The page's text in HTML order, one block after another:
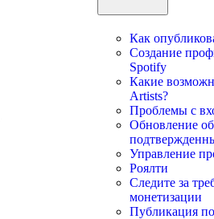
Как
Создание
Spotify
Какие
Artists?
Проблемы с
Обновление
Управление
Роялти
Следите за
монетизации
Публикация